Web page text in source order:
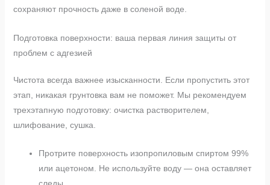
сохраняют прочность даже в соленой воде.
Подготовка поверхности: ваша первая линия защиты от
проблем с адгезией
Чистота всегда важнее изысканности. Если пропустить этот
этап, никакая грунтовка вам не поможет. Мы рекомендуем
трехэтапную подготовку: очистка растворителем,
шлифование, сушка.
Протрите поверхность изопропиловым спиртом 99%
или ацетоном. Не используйте воду — она оставляет